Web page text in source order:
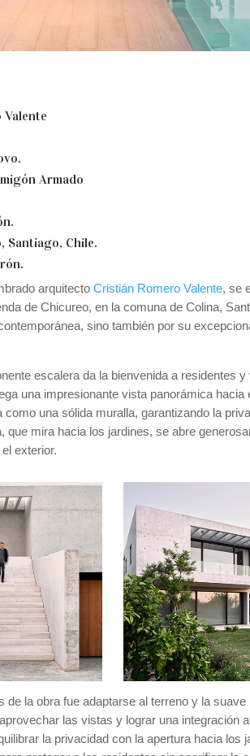
Valente
Armado
Santiago, Chile.
arquitectoCristián Romero Valente, se
de Chicureo, en la comuna de Colina,
sino también por su
escalera da la bienvenida a residentes
una impresionante vista panorámica hacia
una sólida muralla, garantizando la
que mira hacia los jardines, se abre
exterior.
de la obra fue adaptarse al terreno y la suave
las vistas y lograr una integración
la privacidad con la apertura hacia los